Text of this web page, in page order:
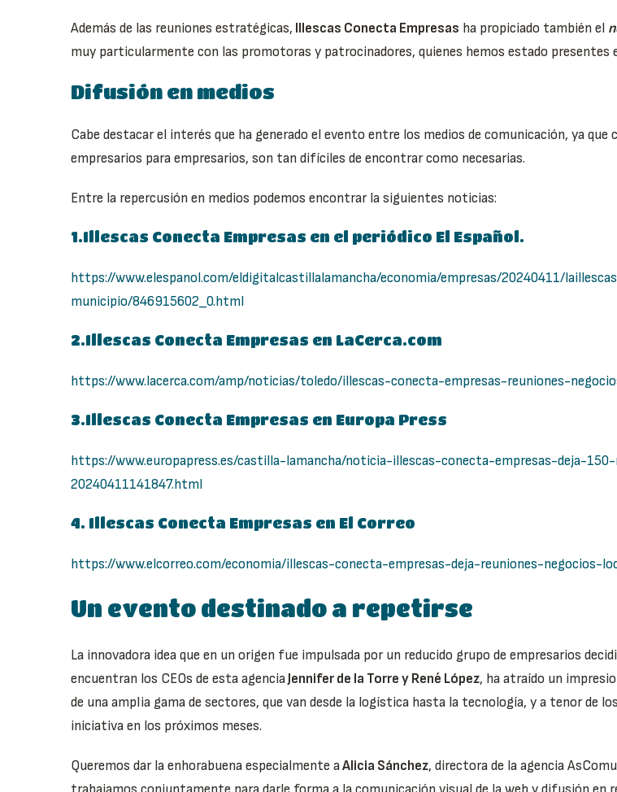
Además de las reuniones estratégicas, Illescas Conecta Empresas ha propiciado también el
muy particularmente con las promotoras y patrocinadores, quienes hemos estado presentes
Difusión en medios
Cabe destacar el interés que ha generado el evento entre los medios de comunicación, ya
empresarios para empresarios, son tan difíciles de encontrar como necesarias.
Entre la repercusión en medios podemos encontrar la siguientes noticias:
1.Illescas Conecta Empresas en el periódico El Español.
https://www.elespanol.com/eldigitalcastillalamancha/economia/empresas/20240411/
municipio/846915602_0.html
2.Illescas Conecta Empresas en LaCerca.com
https://www.lacerca.com/amp/noticias/toledo/illescas-conecta-empresas-reuniones-
3.Illescas Conecta Empresas en Europa Press
https://www.europapress.es/castilla-lamancha/noticia-illescas-conecta-empresas-deja-
20240411141847.html
4. Illescas Conecta Empresas en El Correo
https://www.elcorreo.com/economia/illescas-conecta-empresas-deja-reuniones-negocios-
Un evento destinado a repetirse
La innovadora idea que en un origen fue impulsada por un reducido grupo de empresarios
encuentran los CEOs de esta agenciaJennifer de la Torre y René López, ha atraído un
de una amplia gama de sectores, que van desde la logística hasta la tecnología, y a tenor de
iniciativa en los próximos meses.
Queremos dar la enhorabuena especialmente aAlicia Sánchez, directora de la agencia